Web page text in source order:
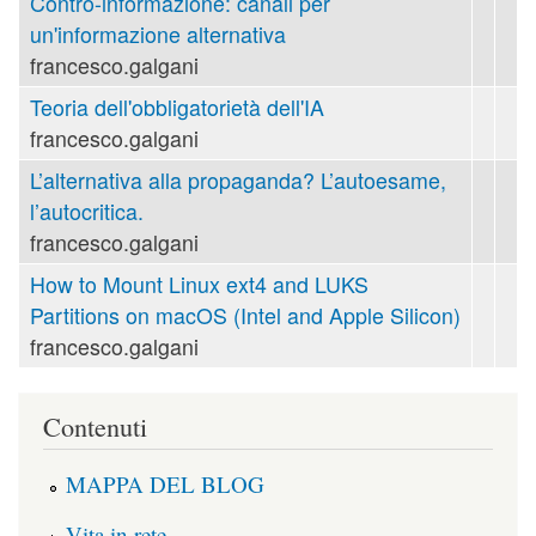
un'informazione alternativa
francesco.galgani
Teoria dell'obbligatorietà dell'IA
francesco.galgani
L’alternativa alla propaganda? L’autoesame,
l’autocritica.
francesco.galgani
How to Mount Linux ext4 and LUKS
Partitions on macOS (Intel and Apple Silicon)
francesco.galgani
Contenuti
MAPPA DEL BLOG